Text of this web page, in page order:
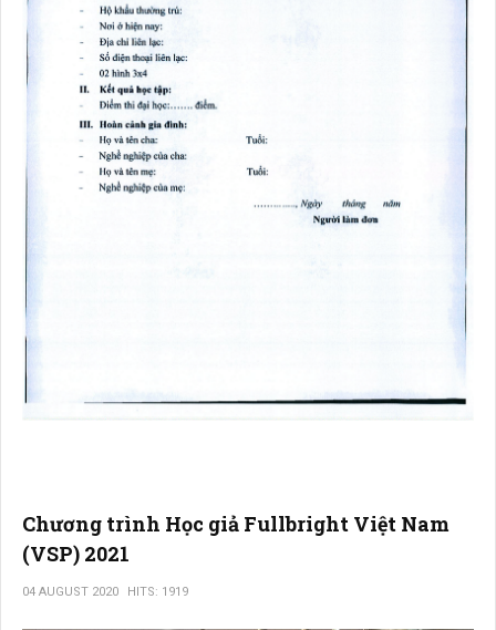
Chương trình Học giả Fullbright Việt Nam
(VSP) 2021
04 AUGUST 2020 HITS: 1919